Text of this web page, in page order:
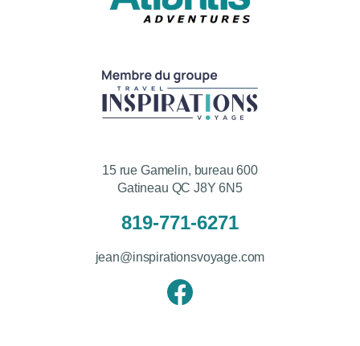
15 rue Gamelin, bureau 600
Gatineau QC J8Y 6N5
819-771-6271
jean@inspirationsvoyage.com